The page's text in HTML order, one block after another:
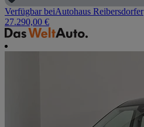
Verfügbar beiAutohaus Reibersdorfer
27.290,00 €